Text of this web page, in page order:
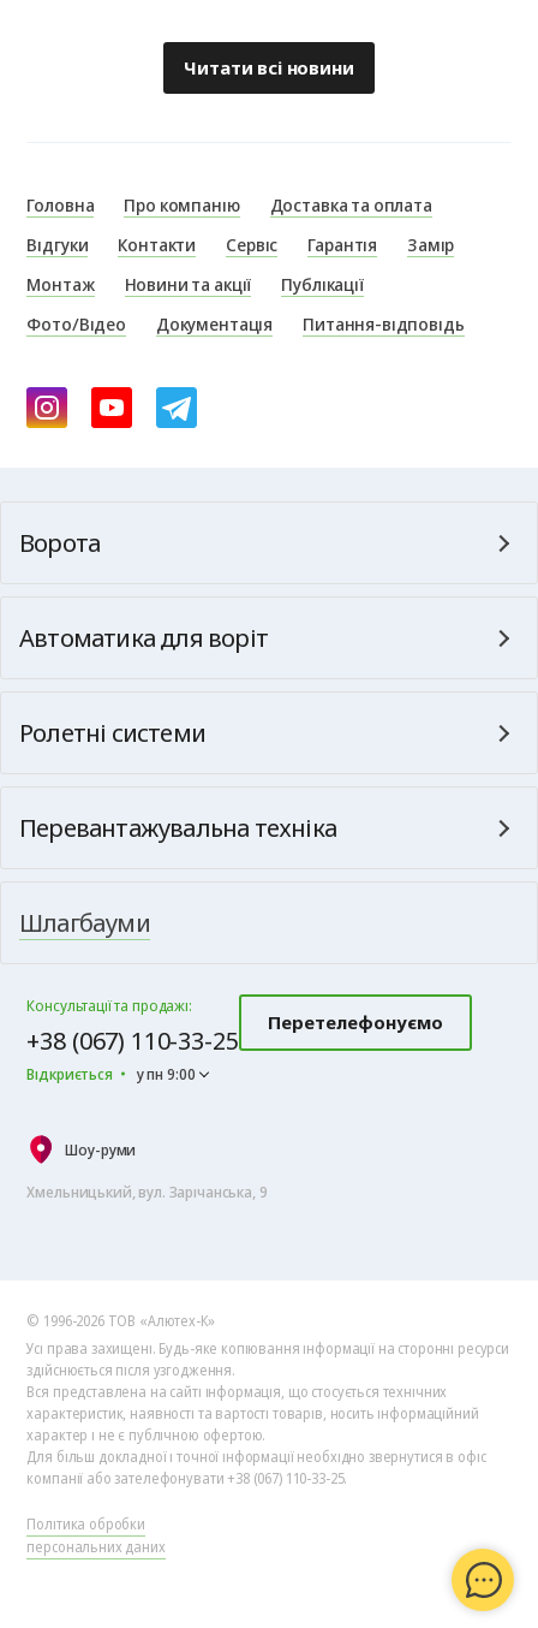
Читати всі новини
Головна Про компанію
Доставка та оплата
Відгуки
Контакти Сервіс Гарантія
Замір
Монтаж
Новини та акції
Публікації
Фото/Відео
Документація Питання-відповідь
Ворота
Автоматика для воріт
Ролетні системи
Перевантажувальна техніка
Шлагбауми
Консультації та продажі:
+38 (067) 110-33-25
Відкриється у пн 9:00
Перетелефонуємо
Шоу-руми
Хмельницький, вул. Зарічанська, 9
© 1996-2026 ТОВ «Алютех‑К»
Усі права захищені. Будь-яке копіювання інформації на сторонні ресурси
здійснюється після узгодження.
Вся представлена на сайті інформація, що стосується технічних
характеристик, наявності та вартості товарів, носить інформаційний
характер і не є публічною офертою.
Для більш докладної і точної інформації необхідно звернутися в офіс
компанії або зателефонувати +38 (067) 110-33-25.
Політика обробки
персональних даних